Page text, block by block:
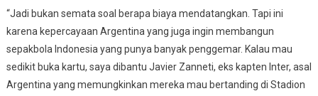
“Jadi bukan semata soal berapa biaya mendatangkan. Tapi ini
karena kepercayaan Argentina yang juga ingin membangun
sepakbola Indonesia yang punya banyak penggemar. Kalau mau
sedikit buka kartu, saya dibantu Javier Zanneti, eks kapten Inter, asal
Argentina yang memungkinkan mereka mau bertanding di Stadion